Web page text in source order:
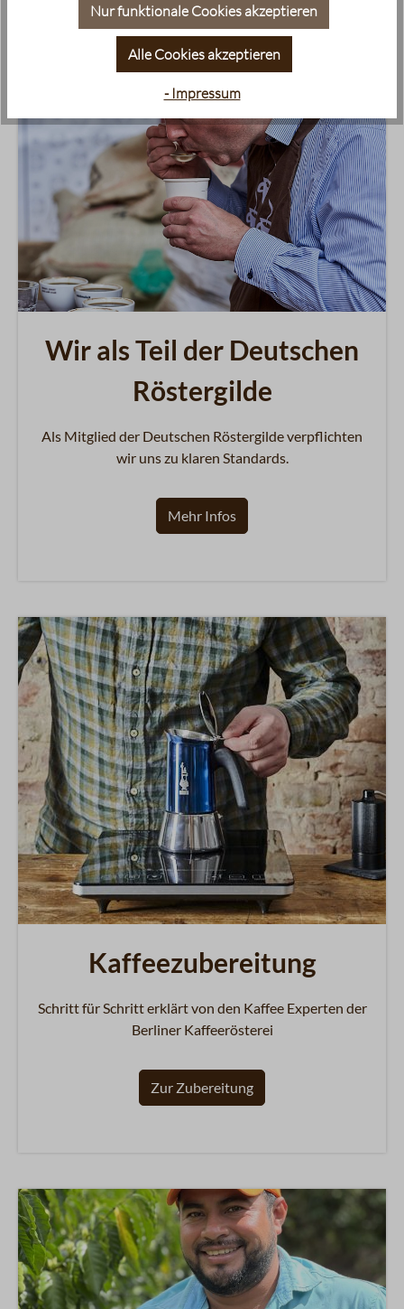
Wir als Teil der Deutschen
Röstergilde
Als Mitglied der Deutschen Röstergilde verpflichten
wir uns zu klaren Standards.
Mehr Infos
Kaffeezubereitung
Schritt für Schritt erklärt von den Kaffee Experten der
Berliner Kaffeerösterei
Zur Zubereitung
Nur funktionale Cookies akzeptieren
Alle Cookies akzeptieren
- Impressum